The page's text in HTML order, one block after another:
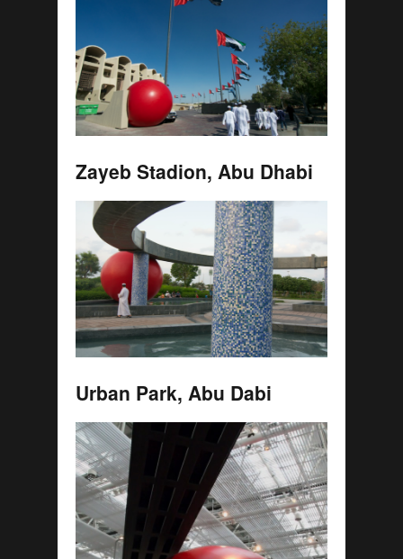
Zayeb Stadion, Abu Dhabi
Urban Park, Abu Dabi